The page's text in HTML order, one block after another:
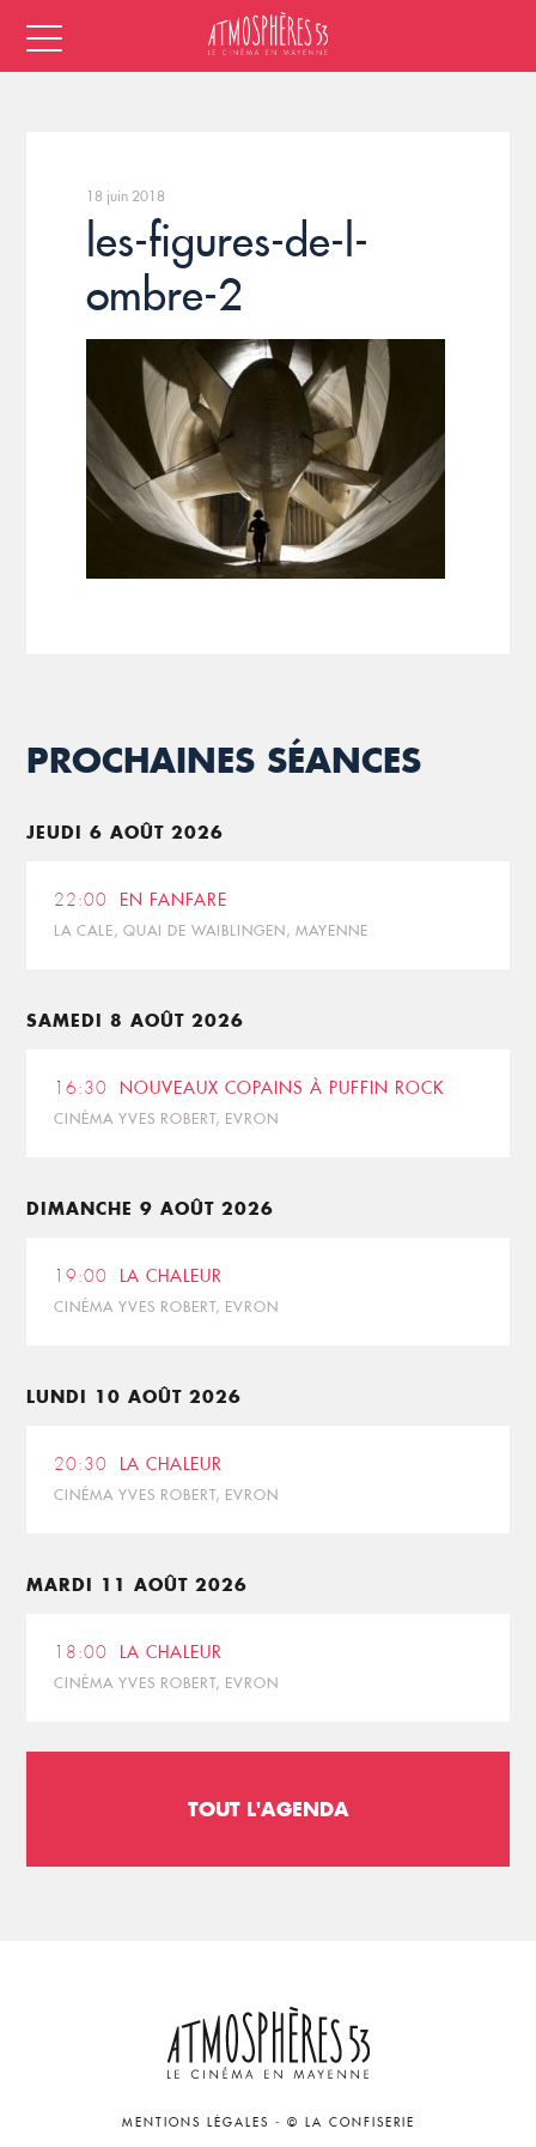
18 juin 2018
les-figures-de-l-
ombre-2
PROCHAINES SÉANCES
JEUDI 6 AOÛT 2026
22:00 EN FANFARE
LA CALE, QUAI DE WAIBLINGEN, MAYENNE
SAMEDI 8 AOÛT 2026
16:30 NOUVEAUX COPAINS À PUFFIN ROCK
CINÉMA YVES ROBERT, EVRON
DIMANCHE 9 AOÛT 2026
19:00 LA CHALEUR
CINÉMA YVES ROBERT, EVRON
LUNDI 10 AOÛT 2026
20:30 LA CHALEUR
CINÉMA YVES ROBERT, EVRON
MARDI 11 AOÛT 2026
18:00 LA CHALEUR
CINÉMA YVES ROBERT, EVRON
TOUT L'AGENDA
MENTIONS LÉGALES - © LA CONFISERIE